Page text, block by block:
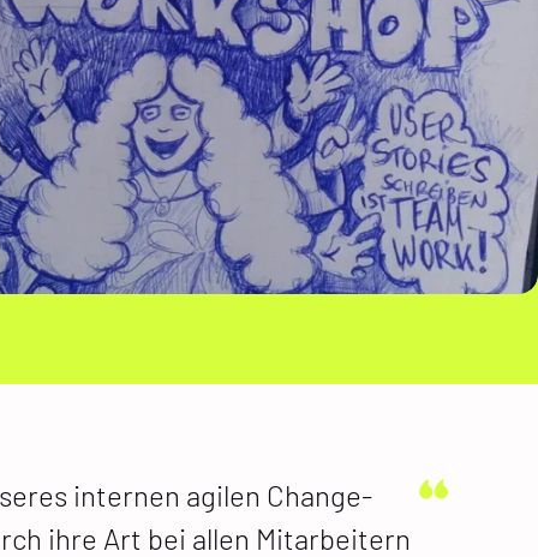
internen agilen Change-
ihre Art bei allen Mitarbeitern